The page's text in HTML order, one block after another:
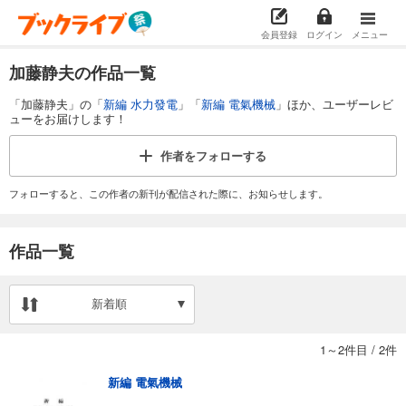
会員登録 ログイン メニュー
加藤静夫の作品一覧
「加藤静夫」の「新編 水力發電 」「新編 電氣機械 」ほか、ユーザーレビ
ューをお届けします！
作者をフォローする
フォローすると、この作者の新刊が配信された際に、お知らせします。
作品一覧
新着順
1～2件目 / 2件
新編 電氣機械